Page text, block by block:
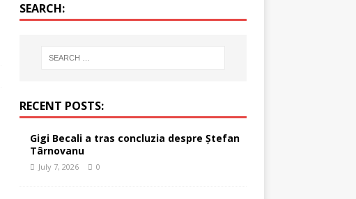
SEARCH:
RECENT POSTS:
Gigi Becali a tras concluzia despre Ștefan
Târnovanu
July 7, 2026 0